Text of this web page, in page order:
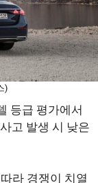
)
등급 평가에서
고 발생 시 낮은
라 경쟁이 치열